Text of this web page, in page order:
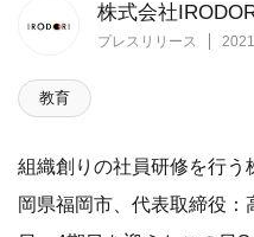
株式会社
プレスリリース
教育
組織創りの社員研修を行
岡県福岡市、代表取締役